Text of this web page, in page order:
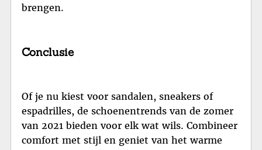
brengen.
Conclusie
Of je nu kiest voor sandalen, sneakers of
espadrilles, de schoenentrends van de zomer
van 2021 bieden voor elk wat wils. Combineer
comfort met stijl en geniet van het warme